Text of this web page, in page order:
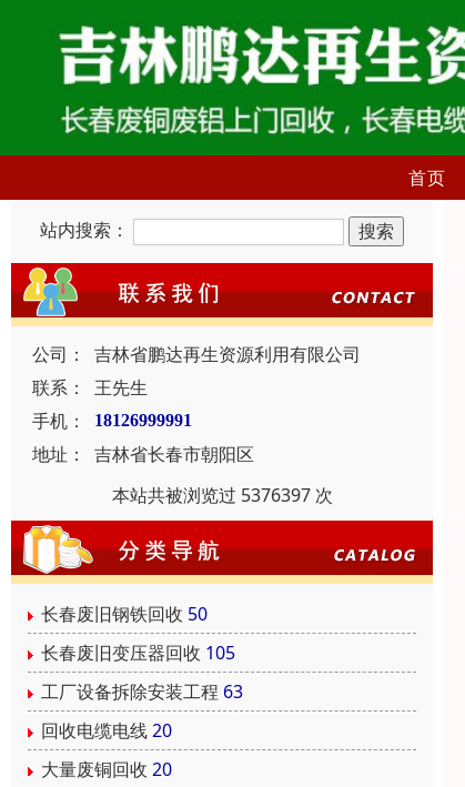
首页
站内搜索：
公司：
吉林省鹏达再生资源利用有限公司
联系：
王先生
手机：
18126999991
地址：
吉林省长春市朝阳区
本站共被浏览过 5376397 次
长春废旧钢铁回收 50
长春废旧变压器回收 105
工厂设备拆除安装工程 63
回收电缆电线20
大量废铜回收 20